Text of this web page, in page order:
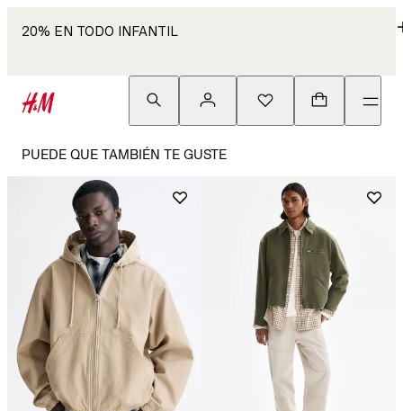
20% EN TODO INFANTIL
PUEDE QUE TAMBIÉN TE GUSTE